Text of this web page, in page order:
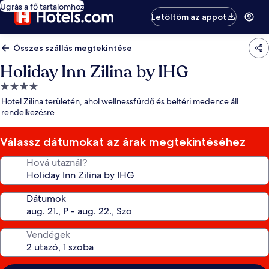
Ugrás a fő tartalomhoz
Letöltöm az appot
Összes szállás megtekintése
Holiday Inn Zilina by IHG
4.0
csillagos
szálláshely
Hotel Zilina területén, ahol wellnessfürdő és beltéri medence áll
rendelkezésre
Válassz dátumokat az árak megtekintéséhez
Hová utaznál?
Dátumok
Vendégek